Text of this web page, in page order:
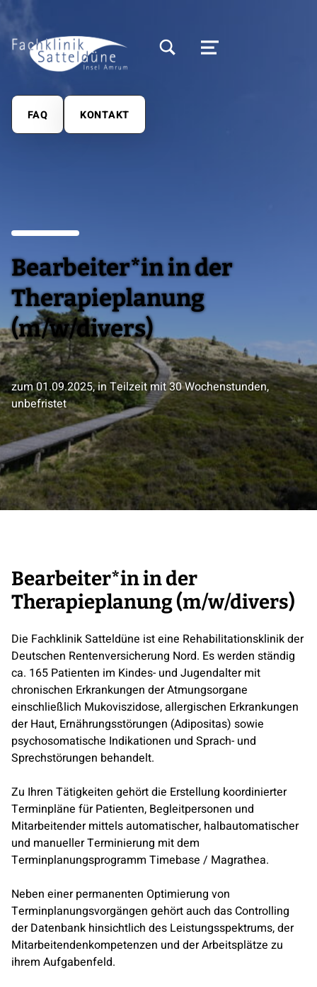
MODALES SUCHFELD UMSCHALTEN
MENÜ
FAQ KONTAKT
Bearbeiter*in in der
Therapieplanung
(m/w/divers)
zum 01.09.2025, in Teilzeit mit 30 Wochenstunden,
unbefristet
Bearbeiter*in in der
Therapieplanung (m/w/divers)
Die Fachklinik Satteldüne ist eine Rehabilitationsklinik der
Deutschen Rentenversicherung Nord. Es werden ständig
ca. 165 Patienten im Kindes- und Jugendalter mit
chronischen Erkrankungen der Atmungsorgane
einschließlich Mukoviszidose, allergischen Erkrankungen
der Haut, Ernährungsstörungen (Adipositas) sowie
psychosomatische Indikationen und Sprach- und
Sprechstörungen behandelt.
Zu Ihren Tätigkeiten gehört die Erstellung koordinierter
Terminpläne für Patienten, Begleitpersonen und
Mitarbeitender mittels automatischer, halbautomatischer
und manueller Terminierung mit dem
Terminplanungsprogramm Timebase / Magrathea.
Neben einer permanenten Optimierung von
Terminplanungsvorgängen gehört auch das Controlling
der Datenbank hinsichtlich des Leistungsspektrums, der
Mitarbeitendenkompetenzen und der Arbeitsplätze zu
ihrem Aufgabenfeld.